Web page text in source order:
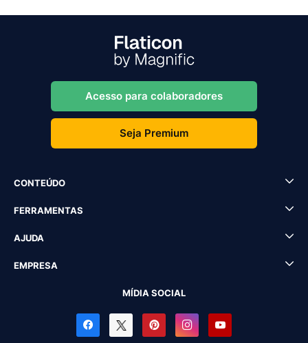
Acesso para colaboradores
Seja Premium
CONTEÚDO
FERRAMENTAS
AJUDA
EMPRESA
MÍDIA SOCIAL